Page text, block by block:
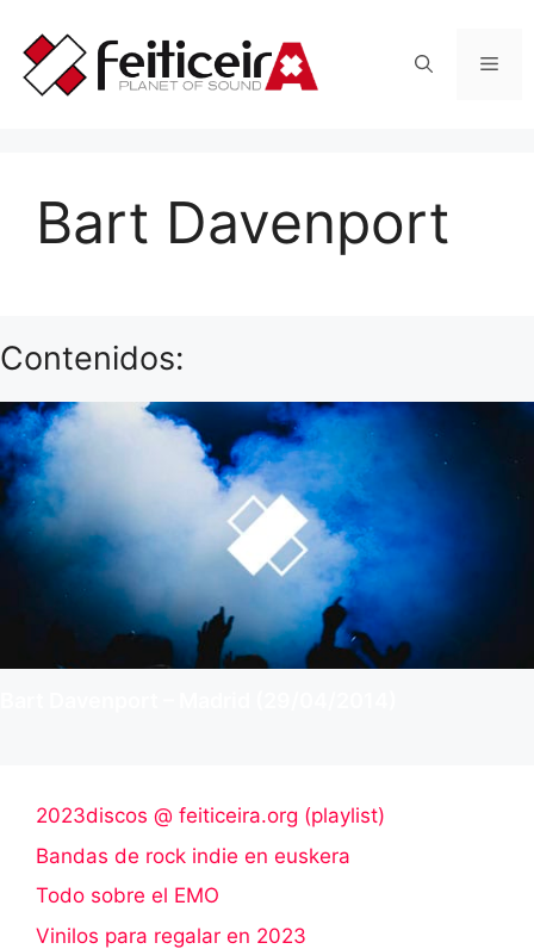
contenido
Bart Davenport
Contenidos:
2023discos @ feiticeira.org (playlist)
Bandas de rock indie en euskera
Todo sobre el EMO
Vinilos para regalar en 2023